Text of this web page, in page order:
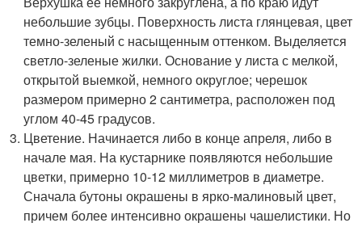
небольшие зубцы. Поверхность листа глянцевая, цвет
темно-зеленый с насыщенным оттенком. Выделяется
светло-зеленые жилки. Основание у листа с мелкой,
открытой выемкой, немного округлое; черешок
размером примерно 2 сантиметра, расположен под
углом 40-45 градусов.
Цветение. Начинается либо в конце апреля, либо в
начале мая. На кустарнике появляются небольшие
цветки, примерно 10-12 миллиметров в диаметре.
Сначала бутоны окрашены в ярко-малиновый цвет,
причем более интенсивно окрашены чашелистики. Но